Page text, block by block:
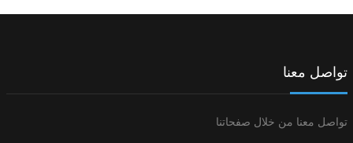
تواصل معنا
تواصل معنا من خلال صفحاتنا